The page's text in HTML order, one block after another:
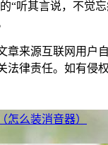
“听其言说，不觉
章来源互联网用户
法律责任。如有侵
怎么装消音器）